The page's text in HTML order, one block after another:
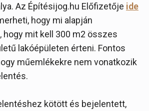
Az Építésijog.hu Előfizetője ide
hogy mi alapján
hogy mit kell 300 m2 összes
lakóépületen érteni. Fontos
műemlékekre nem vonatkozik
kötött és bejelentett,